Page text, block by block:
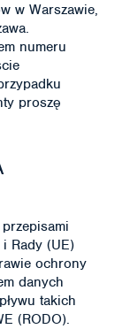
w Warszawie,
numeru
proszę
Rady (UE)
ochrony
danych
takich
(RODO).